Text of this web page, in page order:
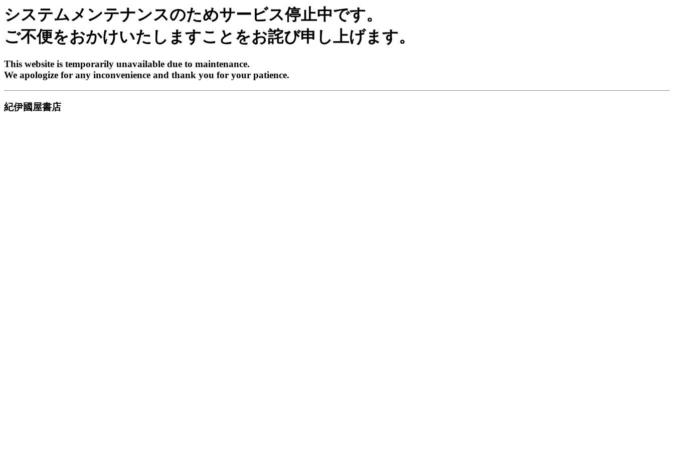
システムメンテナンスのためサービス停止中です。
ご不便をおかけいたしますことをお詫び申し上げます。
This website is temporarily unavailable due to maintenance.
We apologize for any inconvenience and thank you for your patience.
紀伊國屋書店